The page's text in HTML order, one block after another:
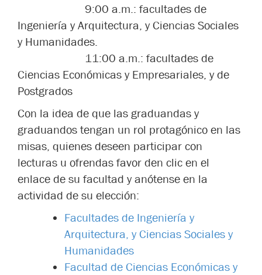
9:00 a.m.: facultades de
Ingeniería y Arquitectura, y Ciencias Sociales
y Humanidades.
11:00 a.m.: facultades de
Ciencias Económicas y Empresariales, y de
Postgrados
Con la idea de que las graduandas y
graduandos tengan un rol protagónico en las
misas, quienes deseen participar con
lecturas u ofrendas favor den clic en el
enlace de su facultad y anótense en la
actividad de su elección:
Facultades de Ingeniería y
Arquitectura, y Ciencias Sociales y
Humanidades
Facultad de Ciencias Económicas y